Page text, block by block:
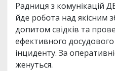
Радниця з комунікацій
йде робота над якісним
допитом свідків та
ефективного досудового
інциденту. За
женуться.